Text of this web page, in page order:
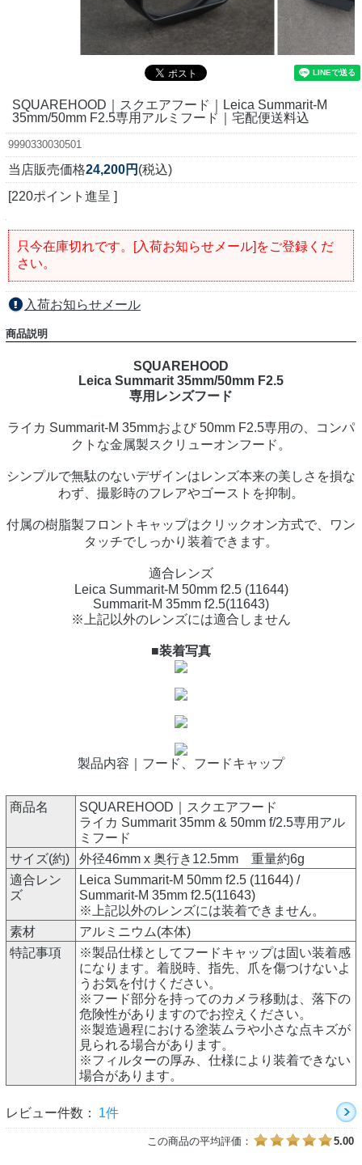
SQUAREHOOD｜スクエアフード｜Leica Summarit-M
35mm/50mm F2.5専用アルミフード｜宅配便送料込
9990330030501
当店販売価格24,200円 (税込)
[220ポイント進呈 ]
只今在庫切れです。[入荷お知らせメール]をご登録くだ
さい。
入荷お知らせメール
商品説明
SQUAREHOOD
Leica Summarit 35mm/50mm F2.5
専用レンズフード
ライカ Summarit-M 35mmおよび 50mm F2.5専用の、コンパ
クトな金属製スクリューオンフード。
シンプルで無駄のないデザインはレンズ本来の美しさを損な
わず、撮影時のフレアやゴーストを抑制。
付属の樹脂製フロントキャップはクリックオン方式で、ワン
タッチでしっかり装着できます。
適合レンズ
Leica Summarit-M 50mm f2.5 (11644)
Summarit-M 35mm f2.5(11643)
※上記以外のレンズには適合しません
■装着写真
製品内容｜フード、フードキャップ
商品名
SQUAREHOOD｜スクエアフード
ライカ Summarit 35mm & 50mm f/2.5専用アル
ミフード
サイズ(約)
外径46mm x 奥行き12.5mm 重量約6g
適合レン
ズ
Leica Summarit-M 50mm f2.5 (11644) /
Summarit-M 35mm f2.5(11643)
※上記以外のレンズには装着できません。
素材
アルミニウム(本体)
特記事項
※製品仕様としてフードキャップは固い装着感
になります。着脱時、指先、爪を傷つけないよ
うお気を付けください。
※フード部分を持ってのカメラ移動は、落下の
危険性がありますのでお控えください。
※製造過程における塗装ムラや小さな点キズが
見られる場合があります。
※フィルターの厚み、仕様により装着できない
場合があります。
レビュー件数： 1件
この商品の平均評価： 5.00